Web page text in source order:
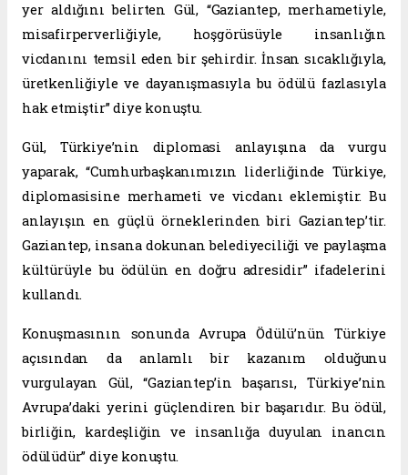
yer aldığını belirten Gül, “Gaziantep, merhametiyle,
misafirperverliğiyle, hoşgörüsüyle insanlığın
vicdanını temsil eden bir şehirdir. İnsan sıcaklığıyla,
üretkenliğiyle ve dayanışmasıyla bu ödülü fazlasıyla
hak etmiştir” diye konuştu.
Gül, Türkiye’nin diplomasi anlayışına da vurgu
yaparak, “Cumhurbaşkanımızın liderliğinde Türkiye,
diplomasisine merhameti ve vicdanı eklemiştir. Bu
anlayışın en güçlü örneklerinden biri Gaziantep’tir.
Gaziantep, insana dokunan belediyeciliği ve paylaşma
kültürüyle bu ödülün en doğru adresidir” ifadelerini
kullandı.
Konuşmasının sonunda Avrupa Ödülü’nün Türkiye
açısından da anlamlı bir kazanım olduğunu
vurgulayan Gül, “Gaziantep’in başarısı, Türkiye’nin
Avrupa’daki yerini güçlendiren bir başarıdır. Bu ödül,
birliğin, kardeşliğin ve insanlığa duyulan inancın
ödülüdür” diye konuştu.